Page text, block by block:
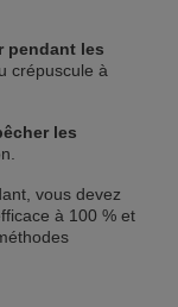
pendant les
crépuscule à
les
vous devez
à 100 % et